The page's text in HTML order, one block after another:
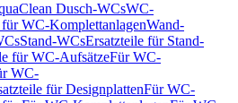
Dusch-WCsWC-
für WC-KomplettanlagenWand-
Stand-WCsErsatzteile für Stand-
für WC-AufsätzeFür WC-
WC-
für DesignplattenFür WC-